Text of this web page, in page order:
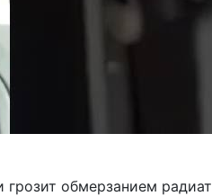
обмерзанием